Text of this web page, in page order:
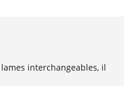
interchangeables, il